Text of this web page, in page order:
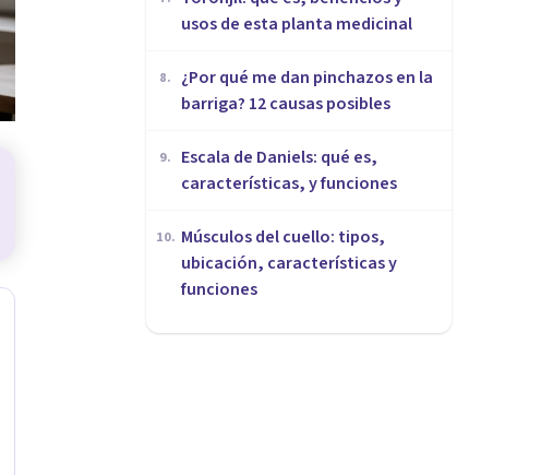
usos de esta planta medicinal
8.
¿Por qué me dan pinchazos en la
barriga? 12 causas posibles
9.
Escala de Daniels: qué es,
características, y funciones
10. Músculos del cuello: tipos,
ubicación, características y
funciones